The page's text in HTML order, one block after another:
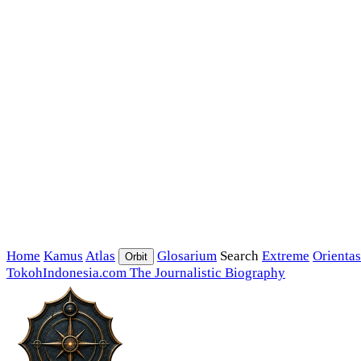
Home Kamus Atlas Orbit Glosarium Search Extreme
TokohIndonesia.com The Journalistic Biography